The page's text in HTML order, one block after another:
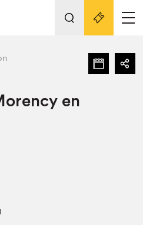
Nos activités
en